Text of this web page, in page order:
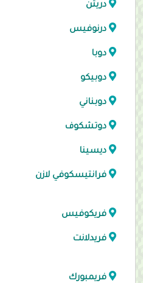
دريتن
درنوفيس
دوبا
دوبيكو
دوبناني
دوتشكوف
ديسينا
فرانتيسكوفي لازن
فريكوفيس
فريدلانت
فريمبورك